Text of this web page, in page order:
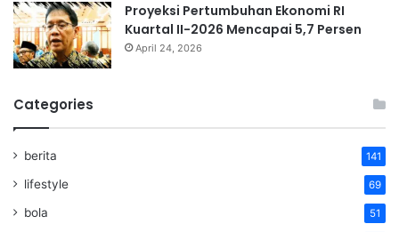
Proyeksi Pertumbuhan Ekonomi RI
Kuartal II-2026 Mencapai 5,7 Persen
April 24, 2026
Categories
berita 141
lifestyle 69
bola 51